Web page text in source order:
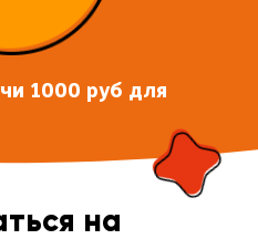
1000 руб для
на